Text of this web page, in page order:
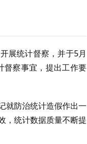
展统计督察，并于5月
督察事宜，提出工作要
就防治统计造假作出一
，统计数据质量不断提